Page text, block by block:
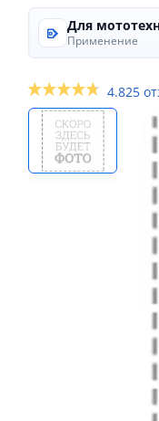
Для
Применение
4.825